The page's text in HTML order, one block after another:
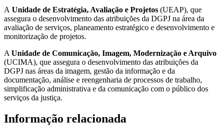
A Unidade de Estratégia, Avaliação e Projetos (UEAP), que
assegura o desenvolvimento das atribuições da DGPJ na área da
avaliação de serviços, planeamento estratégico e desenvolvimento e
monitorização de projetos.
A Unidade de Comunicação, Imagem, Modernização e Arquivo
(UCIMA), que assegura o desenvolvimento das atribuições da
DGPJ nas áreas da imagem, gestão da informação e da
documentação, análise e reengenharia de processos de trabalho,
simplificação administrativa e da comunicação com o público dos
serviços da justiça.
Informação relacionada